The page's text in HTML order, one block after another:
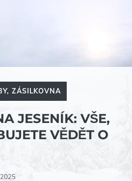
,ZÁSILKOVNA
JESENÍK: VŠE,
VĚDĚT O